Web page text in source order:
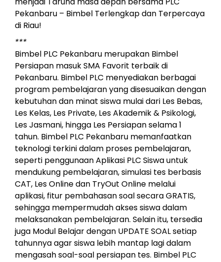
Pekanbaru – Bimbel Terlengkap dan Terpercaya
di Riau!
***
Bimbel PLC Pekanbaru merupakan Bimbel
Persiapan masuk SMA Favorit terbaik di
Pekanbaru. Bimbel PLC menyediakan berbagai
program pembelajaran yang disesuaikan dengan
kebutuhan dan minat siswa mulai dari Les Bebas,
Les Kelas, Les Private, Les Akademik & Psikologi,
Les Jasmani, hingga Les Persiapan selama 1
tahun. Bimbel PLC Pekanbaru memanfaatkan
teknologi terkini dalam proses pembelajaran,
seperti penggunaan Aplikasi PLC Siswa untuk
mendukung pembelajaran, simulasi tes berbasis
CAT, Les Online dan TryOut Online melalui
aplikasi, fitur pembahasan soal secara GRATIS,
sehingga mempermudah akses siswa dalam
melaksanakan pembelajaran. Selain itu, tersedia
juga Modul Belajar dengan UPDATE SOAL setiap
tahunnya agar siswa lebih mantap lagi dalam
mengasah soal-soal persiapan tes. Bimbel PLC